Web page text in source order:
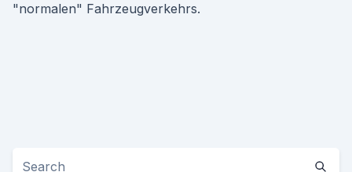
"normalen" Fahrzeugverkehrs.